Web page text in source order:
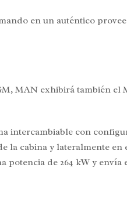
en un auténtico
MAN exhibirá también el
con
la cabina y lateralmente
de 264 kW y envía